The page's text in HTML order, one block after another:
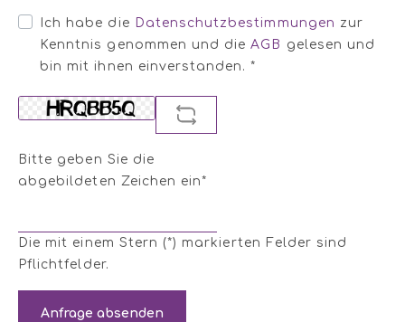
Ich habe die Datenschutzbestimmungen zur
Kenntnis genommen und dieAGB gelesen und
bin mit ihnen einverstanden. *
Bitte geben Sie die
abgebildeten Zeichen ein*
Die mit einem Stern (*) markierten Felder sind
Pflichtfelder.
Anfrage absenden